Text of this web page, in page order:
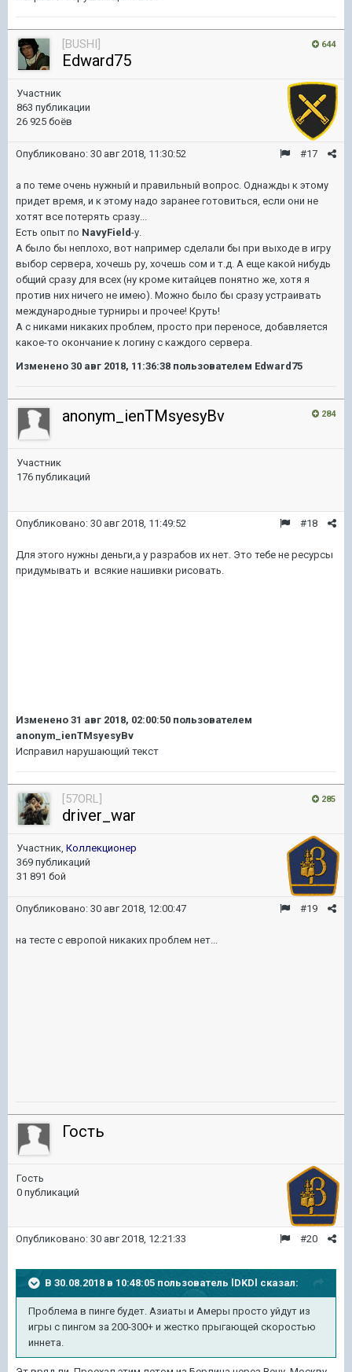
644
[BUSHI]
Edward75
Участник
863 публикации
26 925 боёв
#17
Опубликовано: 30 авг 2018, 11:30:52
а по теме очень нужный и правильный вопрос. Однажды к этому
придет время, и к этому надо заранее готовиться, если они не
хотят все потерять сразу...
Есть опыт по NavyField-у.
А было бы неплохо, вот например сделали бы при выходе в игру
выбор сервера, хочешь ру, хочешь сом и т.д. А еще какой нибудь
общий сразу для всех (ну кроме китайцев понятно же, хотя я
против них ничего не имею). Можно было бы сразу устраивать
международные турниры и прочее! Круть!
А с никами никаких проблем, просто при переносе, добавляется
какое-то окончание к логину с каждого сервера.
Изменено 30 авг 2018, 11:36:38 пользователем Edward75
284
anonym_ienTMsyesyBv
Участник
176 публикаций
#18
Опубликовано: 30 авг 2018, 11:49:52
Для этого нужны деньги,а у разрабов их нет. Это тебе не ресурсы
придумывать и всякие нашивки рисовать.
Изменено 31 авг 2018, 02:00:50 пользователем
anonym_ienTMsyesyBv
Исправил нарушающий текст
285
[57ORL]
driver_war
Участник, Коллекционер
369 публикаций
31 891 бой
#19
Опубликовано: 30 авг 2018, 12:00:47
на тесте с европой никаких проблем нет...
Гость
Гость
0 публикаций
#20
Опубликовано: 30 авг 2018, 12:21:33
В 30.08.2018 в 10:48:05 пользователь lDKDl сказал:
Проблема в пинге будет. Азиаты и Амеры просто уйдут из
игры с пингом за 200-300+ и жестко прыгающей скоростью
иннета.